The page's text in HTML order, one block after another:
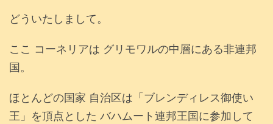
どういたしまして。
ここ コーネリアは グリモワルの中層にある非連邦
国。
ほとんどの国家 自治区は「ブレンディレス御使い
王」を頂点とした バハムート連邦王国に参加して